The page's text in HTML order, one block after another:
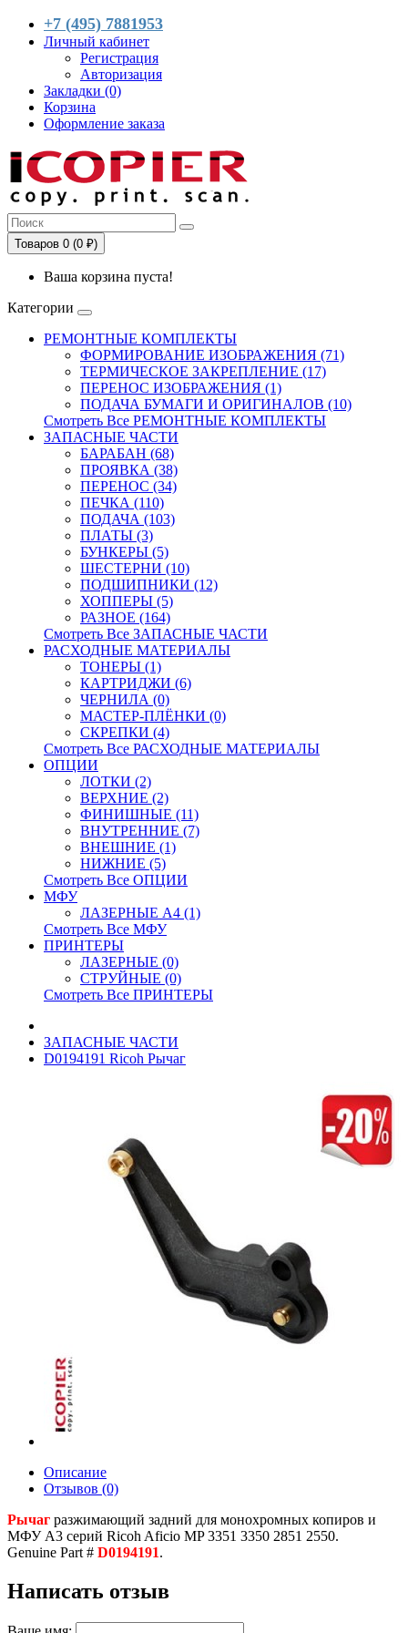
+7 (495) 7881953
Личный кабинет
Регистрация
Авторизация
Закладки (0)
Корзина
Оформление заказа
Товаров 0 (0 ₽)
Ваша корзина пуста!
Категории
РЕМОНТНЫЕ КОМПЛЕКТЫ
ФОРМИРОВАНИЕ ИЗОБРАЖЕНИЯ (71)
ТЕРМИЧЕСКОЕ ЗАКРЕПЛЕНИЕ (17)
ПЕРЕНОС ИЗОБРАЖЕНИЯ (1)
ПОДАЧА БУМАГИ И ОРИГИНАЛОВ (10)
Смотреть Все РЕМОНТНЫЕ КОМПЛЕКТЫ
ЗАПАСНЫЕ ЧАСТИ
БАРАБАН (68)
ПРОЯВКА (38)
ПЕРЕНОС (34)
ПЕЧКА (110)
ПОДАЧА (103)
ПЛАТЫ (3)
БУНКЕРЫ (5)
ШЕСТЕРНИ (10)
ПОДШИПНИКИ (12)
ХОППЕРЫ (5)
РАЗНОЕ (164)
Смотреть Все ЗАПАСНЫЕ ЧАСТИ
РАСХОДНЫЕ МАТЕРИАЛЫ
ТОНЕРЫ (1)
КАРТРИДЖИ (6)
ЧЕРНИЛА (0)
МАСТЕР-ПЛЁНКИ (0)
СКРЕПКИ (4)
Смотреть Все РАСХОДНЫЕ МАТЕРИАЛЫ
ОПЦИИ
ЛОТКИ (2)
ВЕРХНИЕ (2)
ФИНИШНЫЕ (11)
ВНУТРЕННИЕ (7)
ВНЕШНИЕ (1)
НИЖНИЕ (5)
Смотреть Все ОПЦИИ
МФУ
ЛАЗЕРНЫЕ A4 (1)
Смотреть Все МФУ
ПРИНТЕРЫ
ЛАЗЕРНЫЕ (0)
СТРУЙНЫЕ (0)
Смотреть Все ПРИНТЕРЫ
ЗАПАСНЫЕ ЧАСТИ
D0194191 Ricoh Рычаг
Описание
Отзывов (0)
Рычаг разжимающий задний для монохромных копиров и
МФУ A3 серий Ricoh Aficio MP 3351 3350 2851 2550.
Genuine Part # D0194191.
Написать отзыв